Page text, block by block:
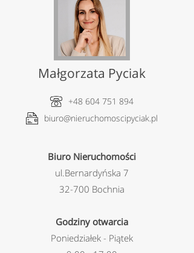
Małgorzata Pyciak
+48 604 751 894
biuro@nieruchomoscipyciak.pl
Biuro Nieruchomości
ul.Bernardyńska 7
32-700 Bochnia
Godziny otwarcia
Poniedziałek - Piątek